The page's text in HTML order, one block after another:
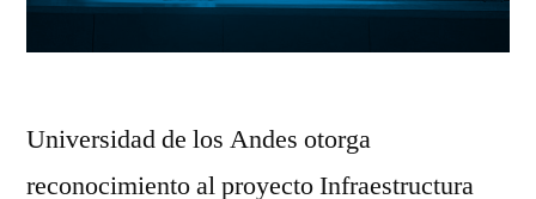
Universidad de los Andes otorga
reconocimiento al proyecto Infraestructura